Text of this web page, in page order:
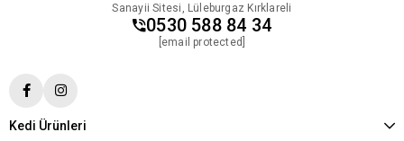
Sanayii Sitesi, Lüleburgaz Kırklareli
0530 588 84 34
[email protected]
Kedi Ürünleri